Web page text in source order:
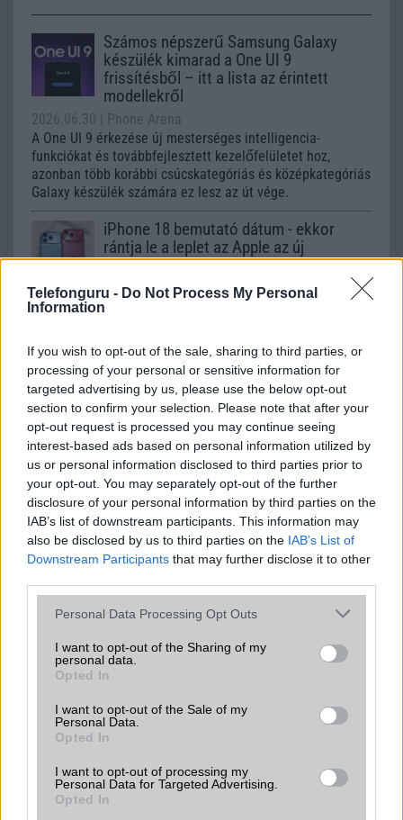
Telefonguru - Do Not Process My Personal
Information
If you wish to opt-out of the sale, sharing to third parties, or
processing of your personal or sensitive information for
targeted advertising by us, please use the below opt-out
section to confirm your selection. Please note that after your
opt-out request is processed you may continue seeing
interest-based ads based on personal information utilized by
us or personal information disclosed to third parties prior to
your opt-out. You may separately opt-out of the further
disclosure of your personal information by third parties on the
IAB’s list of downstream participants. This information may
also be disclosed by us to third parties on the IAB’s List of
Downstream Participants that may further disclose it to other
Please note that this website/app uses one or more Google
not limited to your visit or usage behaviour. You may click to
grant or deny consent to Google and its third-party tags to
use your data for below specified purposes in below Google
consent section.
Personal Data Processing Opt Outs
I want to opt-out of the Sharing of my
personal data.
Opted In
I want to opt-out of the Sale of my
Personal Data.
Opted In
I want to opt-out of processing my
Personal Data for Targeted Advertising.
Opted In
Számos népszerű Samsung Galaxy
készülék kimarad a One UI 9
frissítésből – itt a lista az érintett
modellekről
2026.06.30
| Phone Arena
A One UI 9 érkezése új mesterséges intelligencia-
funkciókat és továbbfejlesztett kezelőfelületet hoz,
azonban több korábbi csúcskategóriás és középkategóriás
Galaxy készülék számára ez lesz az út vége.
iPhone 18 bemutató dátum - ekkor
rántja le a leplet az Apple az új
csúcsmobilokról
2026.06.29 | Phone Arena
A szeptemberi eseményen az iPhone 18 Pro modellek
bemutatkozhat, miközben az áremelésekről szóló
találgatások továbbra is beárnyékolják a rajtot.
Az Android rejtett automatizmusai: hat
funkció, amely észrevétlenül könnyíti
meg a mindennapokat
2026.06.14
| Android Police
Sok felhasználó külön alkalmazásokra esküszik, pedig az
Android már évek óta olyan intelligens funkciókat kínál,
amelyek maguktól dolgoznak a háttérben.
Ez a rejtett Samsung funkció teljesen
sokan mégsem tudnak róla
2026.07.12| Android Central
Az Edge Panel az egyik leghasznosabb funkció, amely
jelentősen felgyorsítja a mindennapi használatot,
miközben a Pixel telefonokból továbbra is hiányzik.
KAPCSOLÓDÓ HÍREK